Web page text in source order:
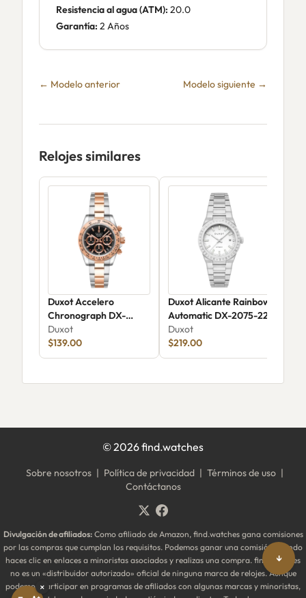
Resistencia al agua (ATM): 20.0
Garantía: 2 Años
← Modelo anterior Modelo siguiente →
Relojes similares
Duxot Accelero
Chronograph DX-
2065-66
Duxot
$139.00
Duxot Alicante Rainbow
Automatic DX-2075-22
Duxot
$219.00
©2026find.watches
Sobre nosotros | Política de privacidad | Términos de uso |
Contáctanos
Divulgación de afiliados:Como afiliado de Amazon, find.watches gana comisiones
por las compras que cumplan los requisitos. Podemos ganar una comisión cuando
haces clic en enlaces a minoristas asociados y realizas una compra. find.watches
no es un «distribuidor autorizado» oficial de ninguna marca de relojes. Aunque
podemos participar en programas de afiliados con algunas marcas y minoristas,
↓
×